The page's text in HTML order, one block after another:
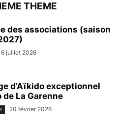
THEME
des associations (saison
6 juillet 2026
d’Aïkido exceptionnel
de La Garenne
20 février 2026